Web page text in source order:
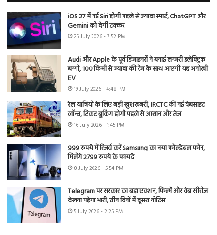
iOS 27 में नई Siri होगी पहले से ज्यादा स्मार्ट, ChatGPT और
Gemini को देगी टक्कर
25 July 2026 - 7:52 PM
Audi और Apple के पूर्व डिजाइनरों ने बनाई लग्जरी इलेक्ट्रिक
बग्गी, 100 किमी से ज्यादा की रेंज के साथ आएगी यह अनोखी
EV
19 July 2026 - 4:48 PM
रेल यात्रियों के लिए बड़ी खुशखबरी, IRCTC की नई वेबसाइट
लॉन्च, टिकट बुकिंग होगी पहले से आसान और तेज
16 July 2026 - 1:45 PM
999 रुपये में रिजर्व करें Samsung का नया फोल्डेबल फोन,
मिलेंगे 2799 रुपये के फायदे
8 July 2026 - 5:54 PM
Telegram पर सरकार का बड़ा एक्शन, फिल्में और वेब सीरीज
देखना पड़ेगा भारी, तीन दिनों में दूसरा नोटिस
5 July 2026 - 2:25 PM